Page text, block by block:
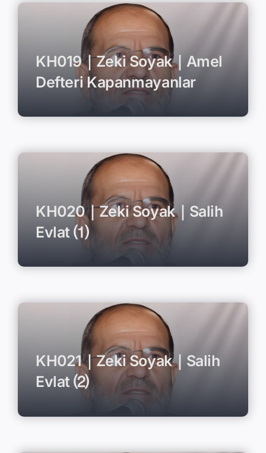
KH019｜Zeki Soyak｜Amel
Defteri Kapanmayanlar
KH020｜Zeki Soyak｜Salih
Evlat ⑴
KH021｜Zeki Soyak｜Salih
Evlat ⑵